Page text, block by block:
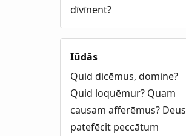
dīvīnent?
Iūdās
Quid dicēmus, domine?
Quid loquēmur? Quam
causam afferēmus? Deus
patefēcit peccātum